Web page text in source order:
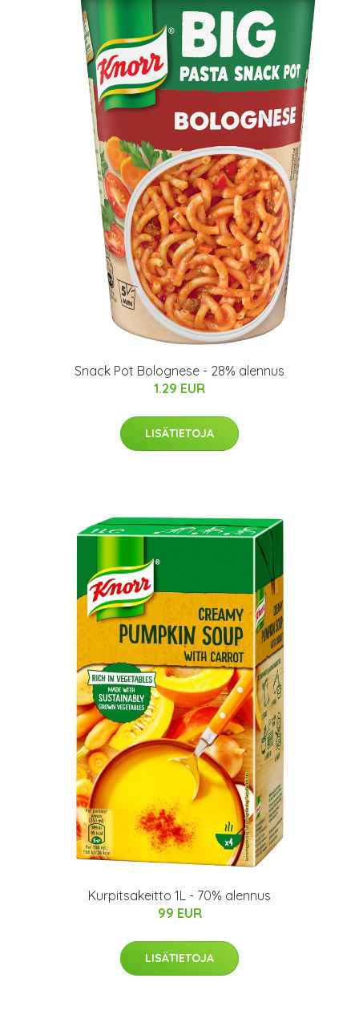
Snack Pot Bolognese - 28% alennus
1.29 EUR
LISÄTIETOJA
Kurpitsakeitto 1L - 70% alennus
99 EUR
LISÄTIETOJA